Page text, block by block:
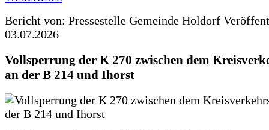
Bericht von: Pressestelle Gemeinde Holdorf
03.07.2026
Vollsperrung der K 270 zwischen dem
an der B 214 und Ihorst